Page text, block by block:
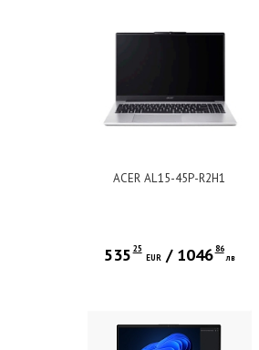
ACER AL15-45P-R2H1
535 25
EUR/ 1046 86
лв